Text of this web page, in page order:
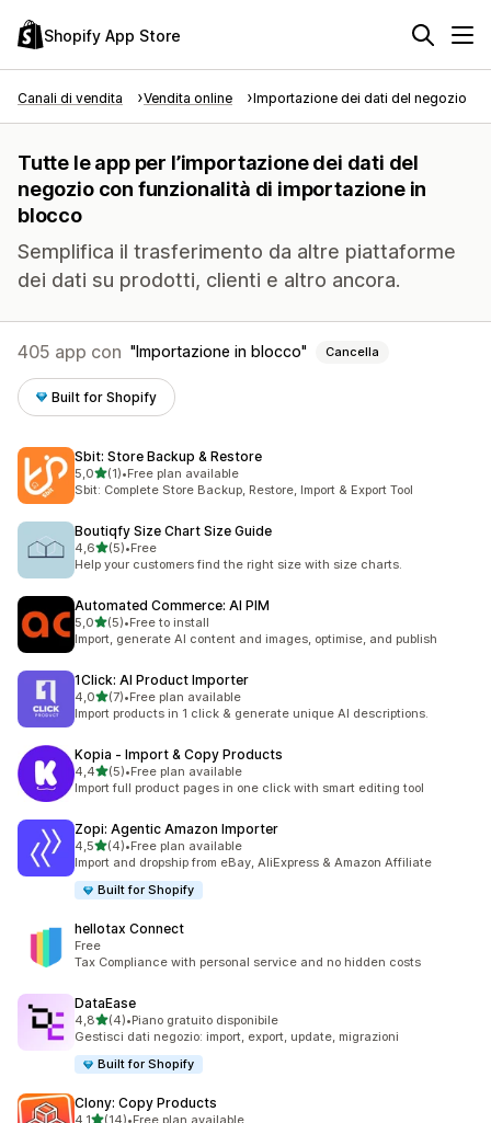
Shopify App Store
Canali di vendita Vendita online Importazione dei dati del negozio
Tutte le app per l’importazione dei dati del
negozio con funzionalità di importazione in
blocco
Semplifica il trasferimento da altre piattaforme
dei dati su prodotti, clienti e altro ancora.
405 app con Importazione in blocco Cancella
Built for Shopify
Sbit: Store Backup & Restore
5,0stelle su 5
(1)
1 recensioni totali
•Free plan available
Sbit: Complete Store Backup, Restore, Import & Export Tool
Boutiqfy Size Chart Size Guide
4,6stelle su 5
(5)
5 recensioni totali
•Free
Help your customers find the right size with size charts.
Automated Commerce: AI PIM
5,0stelle su 5
(5)
5 recensioni totali
•Free to install
Import, generate AI content and images, optimise, and publish
1Click: AI Product Importer
4,0stelle su 5
(7)
7 recensioni totali
•Free plan available
Import products in 1 click & generate unique AI descriptions.
Kopia ‑ Import & Copy Products
4,4stelle su 5
(5)
5 recensioni totali
•Free plan available
Import full product pages in one click with smart editing tool
Zopi: Agentic Amazon Importer
4,5stelle su 5
(4)
4 recensioni totali
•Free plan available
Import and dropship from eBay, AliExpress & Amazon Affiliate
Built for Shopify
hellotax Connect
Free
Tax Compliance with personal service and no hidden costs
DataEase
4,8stelle su 5
(4)
4 recensioni totali
•Piano gratuito disponibile
Gestisci dati negozio: import, export, update, migrazioni
Built for Shopify
Clony: Copy Products
4,1stelle su 5
(14)•Free plan available